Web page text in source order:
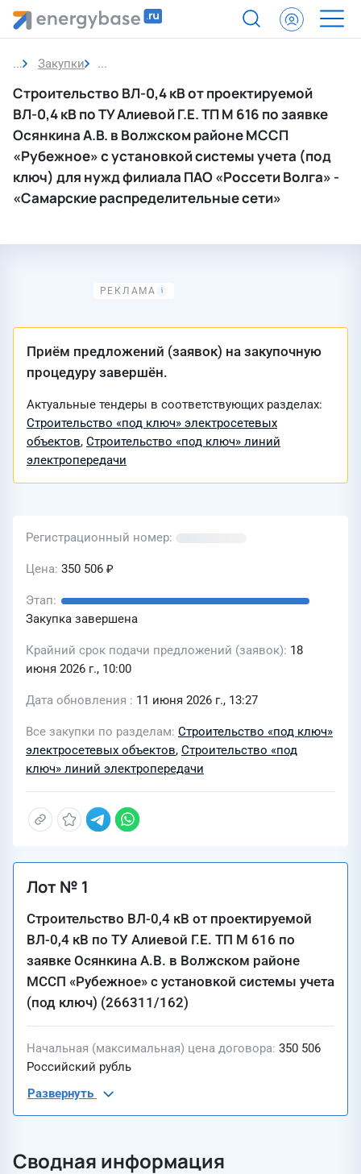
Закупки Закупка
Строительство ВЛ-0,4 кВ от проектируемой
ВЛ-0,4 кВ по ТУ Алиевой Г.Е. ТП М 616 по заявке
Осянкина А.В. в Волжском районе МССП
«Рубежное» с установкой системы учета (под
ключ) для нужд филиала ПАО «Россети Волга» -
«Самарские распределительные сети»
Приём предложений (заявок) на закупочную
процедуру завершён.
Актуальные тендеры в соответствующих разделах:
Строительство «под ключ» электросетевых
объектов, Строительство «под ключ» линий
электропередачи
Регистрационный номер
Цена 350 506 ₽
Этап
Закупка завершена
Крайний срок подачи предложений (заявок) 18
июня 2026 г., 10:00
Дата обновления 11 июня 2026 г., 13:27
Все закупки по разделам Строительство «под ключ»
электросетевых объектов, Строительство «под
ключ» линий электропередачи
Лот № 1
Развернуть
Строительство ВЛ-0,4 кВ от проектируемой
ВЛ-0,4 кВ по ТУ Алиевой Г.Е. ТП М 616 по
заявке Осянкина А.В. в Волжском районе
МССП «Рубежное» с установкой системы учета
(под ключ) (266311/162)
Начальная (максимальная) цена договора 350 506
Российский рубль
Сводная информация